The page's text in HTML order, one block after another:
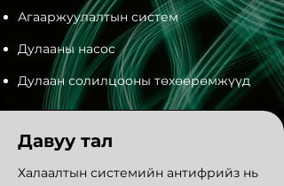
Агааржуулалтын систем
Дулааны насос
Дулаан солилцооны төхөөрөмжүүд
Давуу тал
Халаалтын системийн антифрийз нь